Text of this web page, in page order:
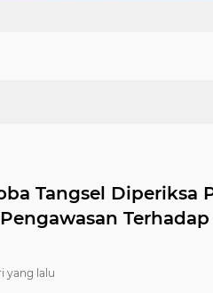
Tangsel Diperiksa
yang lalu